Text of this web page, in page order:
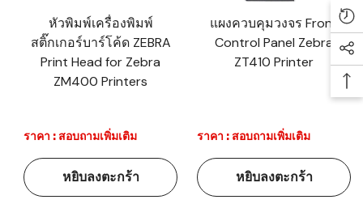
หัวพิมพ์เครื่องพิมพ์
สติ๊กเกอร์บาร์โค้ด ZEBRA
Print Head for Zebra
ZM400 Printers
ราคา : สอบถามเพิ่มเติม
หยิบลงตะกร้า
แผงควบคุมวงจร Front
Control Panel Zebra
ZT410 Printer
ราคา : สอบถามเพิ่มเติม
หยิบลงตะกร้า